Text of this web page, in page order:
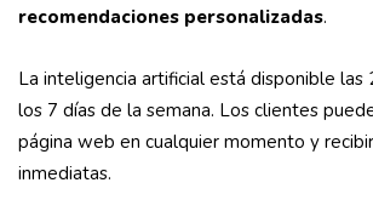
recomendaciones personalizadas.
La inteligencia artificial está disponible las
los 7 días de la semana. Los clientes
página web en cualquier momento y
inmediatas.